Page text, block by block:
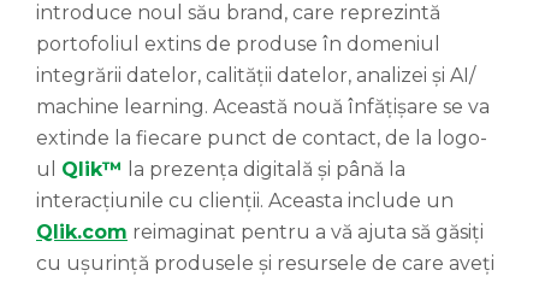
introduce noul său brand, care reprezintă
portofoliul extins de produse în domeniul
integrării datelor, calității datelor, analizei și AI/
machine learning. Această nouă înfățișare se va
extinde la fiecare punct de contact, de la logo-
ul Qlik™
la prezența digitală și până la
interacțiunile cu clienții. Aceasta include un
Qlik.com reimaginat pentru a vă ajuta să găsiți
cu ușurință produsele și resursele de care aveți